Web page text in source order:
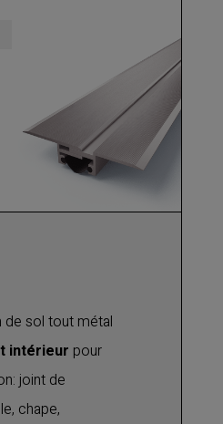
sur sol fini
ou
ou 50 mm.
de sol tout métal
intérieur pour
joint de
chape,